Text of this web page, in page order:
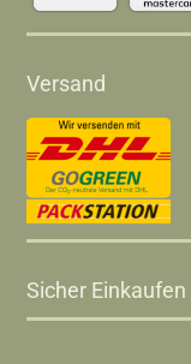
Versand
Sicher Einkaufen